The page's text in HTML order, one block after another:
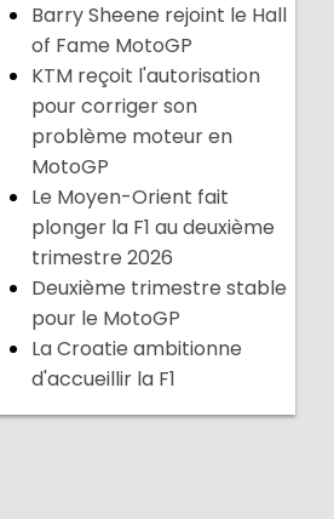
Barry Sheene rejoint le Hall
of Fame MotoGP
KTM reçoit l'autorisation
pour corriger son
problème moteur en
MotoGP
Le Moyen-Orient fait
plonger la F1 au deuxième
trimestre 2026
Deuxième trimestre stable
pour le MotoGP
La Croatie ambitionne
d'accueillir la F1